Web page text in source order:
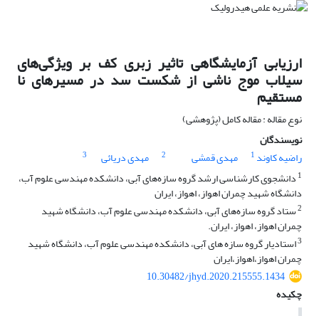
ارزیابی آزمایشگاهی تاثیر زبری کف بر ویژگی‌های
سیلاب موج ناشی از شکست سد در مسیر‌های نا
مستقیم
نوع مقاله : مقاله کامل (پژوهشی)
نویسندگان
راضیه کاوند 1 مهدی قمشی 2 مهدی دریائی
3
1 دانشجوی کارشناسی ارشد گروه سازه‌های آبی، دانشکده مهندسی علوم آب،
دانشگاه شهید چمران اهواز، اهواز، ایران
2ستاد گروه سازه‌های آبی، دانشکده مهندسی علوم آب، دانشگاه شهید
چمران اهواز، اهواز، ایران.
3استادیار گروه سازه های آبی، دانشکده مهندسی علوم آب، دانشگاه شهید
چمران اهواز،اهواز،ایران
10.30482/jhyd.2020.215555.1434
چکیده